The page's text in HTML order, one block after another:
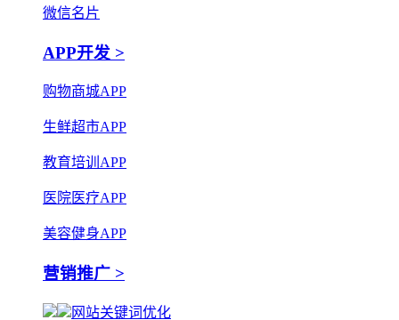
微信名片
APP开发 >
购物商城APP
生鲜超市APP
教育培训APP
医院医疗APP
美容健身APP
营销推广 >
网站关键词优化